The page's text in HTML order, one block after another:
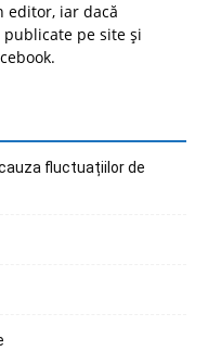
editor, iar dacă
pe site și
fluctuațiilor de